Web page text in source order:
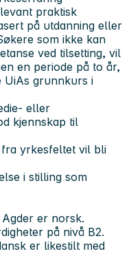
praktisk
på utdanning eller
som ikke kan
ved tilsetting, vil
en periode på to år,
UiAs grunnkurs i
eller
kjennskap til
yrkesfeltet vil bli
i stilling som
er norsk.
på nivå B2.
er likestilt med